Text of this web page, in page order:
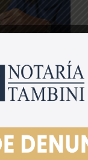
de actos
modificación